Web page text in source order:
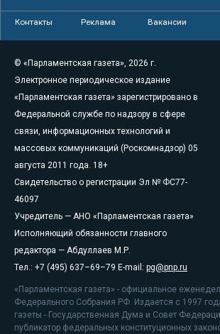
Контакты Реклама Вакансии
© «Парламентская газета», 2026 г.
Электронное периодическое издание
«Парламентская газета» зарегистрировано в
Федеральной службе по надзору в сфере
связи, информационных технологий и
массовых коммуникаций (Роскомнадзор) 05
августа 2011 года. 18+
Свидетельство о регистрации Эл № ФС77-
46097
Учредитель — АНО «Парламентская газета»
Исполняющий обязанности главного
редактора — Абдуллаев М.Р.
Тел.: +7 (495) 637–69–79 E-mail: pg@pnp.ru
«Парламентская газета» - официальное
Федерального Собрания РФ. Издается с 1997
газеты - Государственная Дума и Совет
публикатор федеральных конституционных